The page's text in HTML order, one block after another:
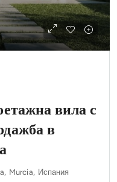
вила с
в
Murcia, Испания